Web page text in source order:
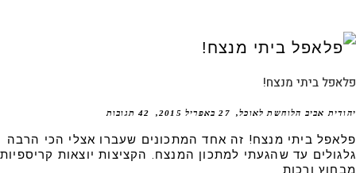
ביתי מנצח!
אביב הלוחשת לאוכל 27 באפריל 2015 42 תגובות
ביתי מנצח! זה אחד המתכונים שעברו אצלי הכי הרבה
עד שהגעתי למתכון המנצח. הקציצות יוצאות קריספיות
ורכות